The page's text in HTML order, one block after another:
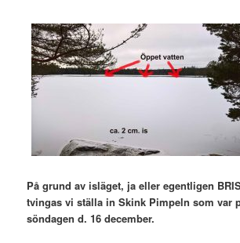
På grund av isläget, ja eller egentligen
tvingas vi ställa in Skink Pimpeln som var
söndagen d. 16 december.